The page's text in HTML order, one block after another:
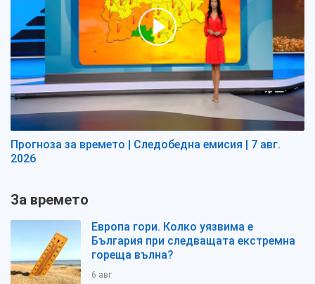
Прогноза за времето | Следобедна емисия | 7 авг.
2026
За времето
Европа гори. Колко уязвима е
България при следващата екстремна
гореща вълна?
6 авг